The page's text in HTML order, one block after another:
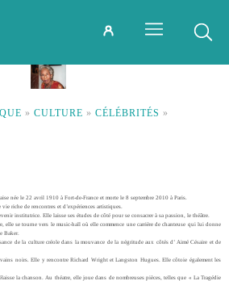
» CULTURE » CÉLÉBRITÉS »
née le 22 avril 1910 à Fort-de-France et morte le 8 septembre 2010 à Paris.
riche de rencontres et d’expériences artistiques.
institutrice. Elle laisse ses études de côté pour se consacrer à sa passion, le théâtre.
elle se tourne vers le music-hall où elle commence une carrière de chanteuse qui lui donne
Baker.
de la culture créole dans la mouvance de la négritude aux côtés d’ Aimé Césaire et de
noirs. Elle y rencontre Richard Wright et Langston Hugues. Elle côtoie également les
la chanson. Au théatre, elle joue dans de nombreuses pièces, telles que « La Tragédie